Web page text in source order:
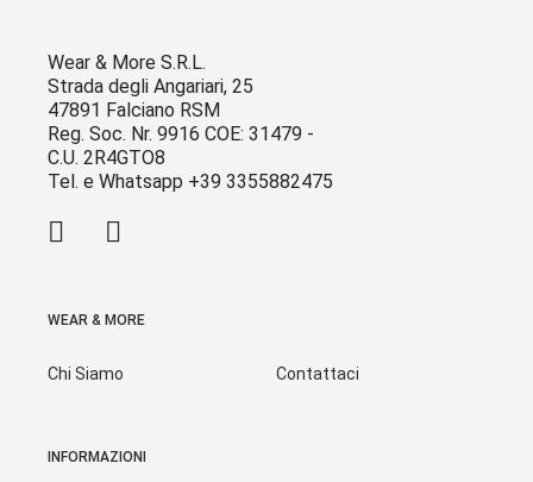
Wear & More S.R.L.
Strada degli Angariari, 25
47891 Falciano RSM
Reg. Soc. Nr. 9916 COE: 31479 -
C.U. 2R4GTO8
Tel. e Whatsapp +39 3355882475
WEAR & MORE
Chi Siamo Contattaci
INFORMAZIONI